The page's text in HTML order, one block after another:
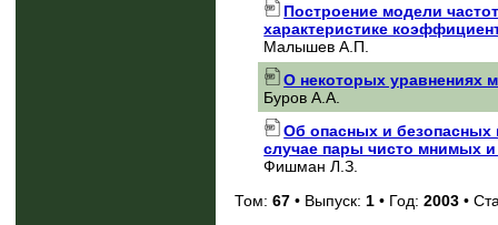
Построение модели
характеристике
Малышев А.П.
О некоторых уравнениях
Буров А.А.
Об опасных и безопасных
случае пары чисто мнимых и
Фишман Л.З.
Том:67 • Выпуск: 1 • Год:2003 •